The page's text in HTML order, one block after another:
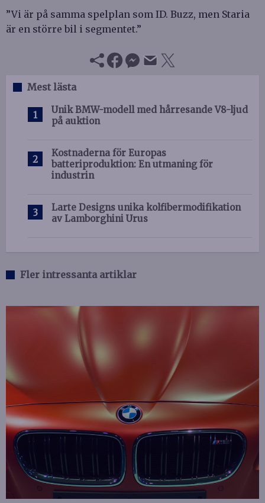
”Vi är på samma spelplan som ID. Buzz, men Staria
är en större bil i segmentet.”
Mest lästa
Unik BMW-modell med hårresande V8-ljud
på auktion
Kostnaderna för Europas
batteriproduktion: En utmaning för
industrin
Larte Designs unika kolfibermodifikation
av Lamborghini Urus
Fler intressanta artiklar